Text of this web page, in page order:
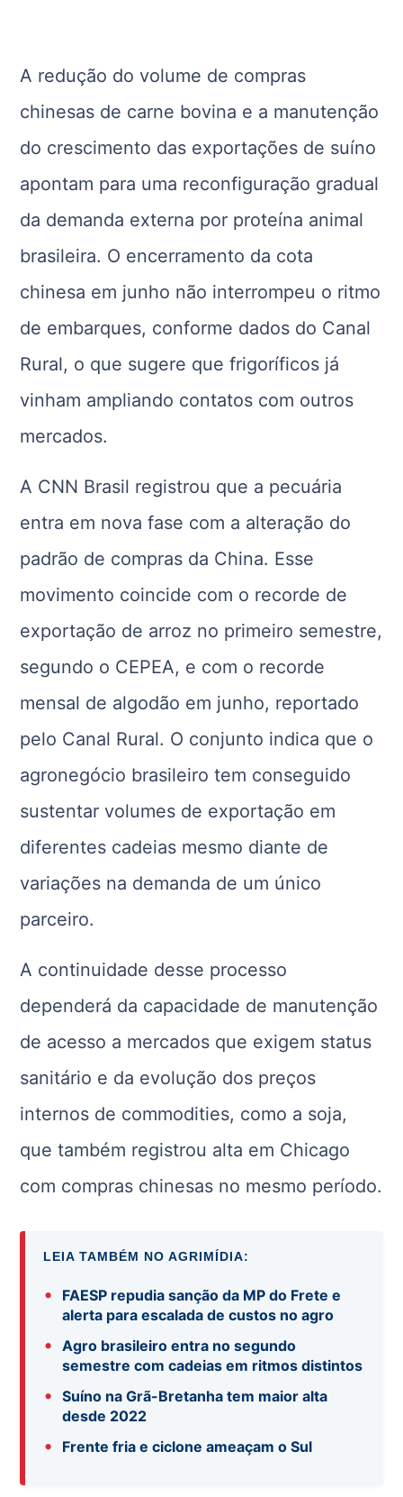
A redução do volume de compras
chinesas de carne bovina e a manutenção
do crescimento das exportações de suíno
apontam para uma reconfiguração gradual
da demanda externa por proteína animal
brasileira. O encerramento da cota
chinesa em junho não interrompeu o ritmo
de embarques, conforme dados do Canal
Rural, o que sugere que frigoríficos já
vinham ampliando contatos com outros
mercados.
A CNN Brasil registrou que a pecuária
entra em nova fase com a alteração do
padrão de compras da China. Esse
movimento coincide com o recorde de
exportação de arroz no primeiro semestre,
segundo o CEPEA, e com o recorde
mensal de algodão em junho, reportado
pelo Canal Rural. O conjunto indica que o
agronegócio brasileiro tem conseguido
sustentar volumes de exportação em
diferentes cadeias mesmo diante de
variações na demanda de um único
parceiro.
A continuidade desse processo
dependerá da capacidade de manutenção
de acesso a mercados que exigem status
sanitário e da evolução dos preços
internos de commodities, como a soja,
que também registrou alta em Chicago
com compras chinesas no mesmo período.
LEIA TAMBÉM NO AGRIMÍDIA:
•
FAESP repudia sanção da MP do Frete e
alerta para escalada de custos no agro
•
Agro brasileiro entra no segundo
semestre com cadeias em ritmos distintos
•
Suíno na Grã-Bretanha tem maior alta
desde 2022
• Frente fria e ciclone ameaçam o Sul